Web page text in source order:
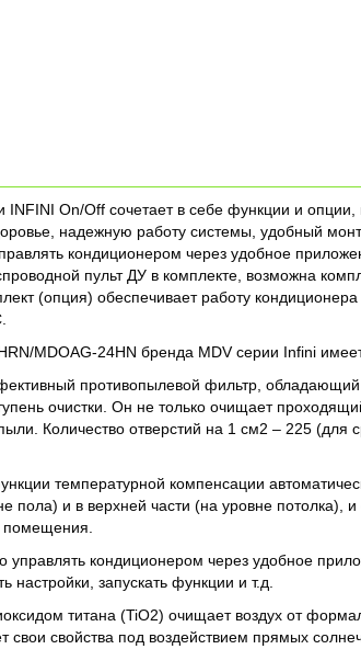
INFINI On/Off сочетает в себе функции и опции,
надежную работу системы, удобный
кондиционером через удобное
пульт ДУ в комплекте, возможна
(опция) обеспечивает работу
MDOAG-24HN бренда MDV серии Infini
противопылевой фильтр,
очистки. Он не только очищает
Количество отверстий на 1 см2 – 225 (для
температурной компенсации
и в верхней части (на уровне потолка), и
помещения.
кондиционером через удобное
запускать функции и т.д.
титана (TiO2) очищает воздух от
свои свойства под воздействием прямых